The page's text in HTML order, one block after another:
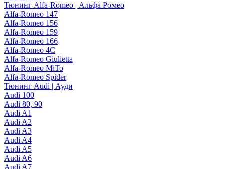
Тюнинг Alfa-Romeo | Альфа Ромео
Alfa-Romeo 147
Alfa-Romeo 156
Alfa-Romeo 159
Alfa-Romeo 166
Alfa-Romeo 4C
Alfa-Romeo Giulietta
Alfa-Romeo MiTo
Alfa-Romeo Spider
Тюнинг Audi | Ауди
Audi 100
Audi 80, 90
Audi A1
Audi A2
Audi A3
Audi A4
Audi A5
Audi A6
Audi A7